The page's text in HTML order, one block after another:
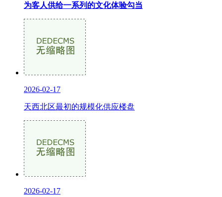
为客人供给一系列的文化体验勾当
2026-02-17
天西北区最初的规模化供应楼盘
2026-02-17